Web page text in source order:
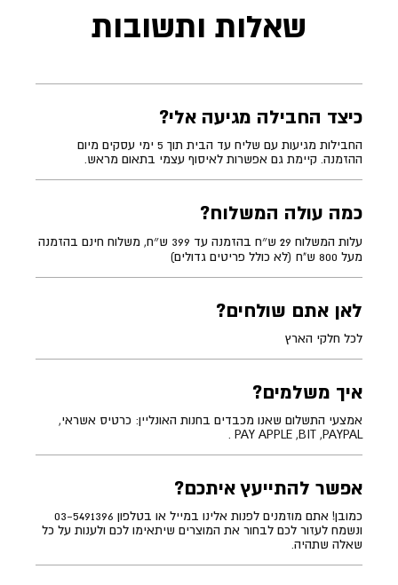
שאלות ותשובות
כיצד החבילה מגיעה אלי?
החבילות מגיעות עם שליח עד הבית תוך 5 ימי עסקים מיום
ההזמנה. קיימת גם אפשרות לאיסוף עצמי בתאום מראש.
כמה עולה המשלוח?
עלות המשלוח 29 ש״ח בהזמנה עד 399 ש״ח, משלוח חינם בהזמנה
מעל 800 ש"ח (לא כולל פריטים גדולים)
לאן אתם שולחים?
לכל חלקי הארץ
איך משלמים?
אמצעי התשלום שאנו מכבדים בחנות האונליין: כרטיס אשראי,
PAY APPLE ,BIT ,PAYPAL .
אפשר להתייעץ איתכם?
כמובן! אתם מוזמנים לפנות אלינו במייל או בטלפון 03-5491396
ונשמח לעזור לכם לבחור את המוצרים שיתאימו לכם ולענות על כל
שאלה שתהיה.